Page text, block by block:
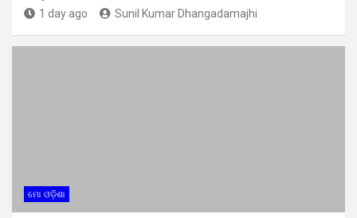
1 day ago Sunil Kumar Dhangadamajhi
ମୋ ଓଡ଼ିଶା